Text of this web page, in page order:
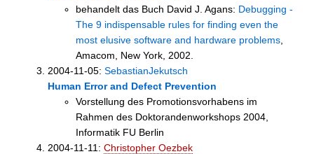
behandelt das Buch David J. Agans: Debugging -
The 9 indispensable rules for finding even the
most elusive software and hardware problems
Amacom, New York, 2002.
2004-11-05: SebastianJekutsch
Human Error and Defect Prevention
Vorstellung des Promotionsvorhabens im
Rahmen des Doktorandenworkshops 2004,
Informatik FU Berlin
2004-11-11: Christopher Oezbek